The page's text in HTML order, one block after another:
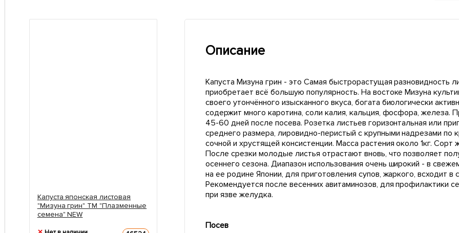
Капуста японская листовая
"Мизуна грин" ТМ "Плазменные
семена" NEW
Описание
Капуста Мизуна грин - это Самая быстрорастущая разновидность
приобретает всё большую популярность. На востоке Мизуна
своего утончённого изысканного вкуса, богата биологически
содержит много каротина, соли калия, кальция, фосфора, железа.
45-60 дней после посева. Розетка листьев горизонтальная или
среднего размера, лировидно-перистый с крупными надрезами
сочной и хрустящей консистенции. Масса растения около 1кг.
После срезки молодые листья отрастают вновь, что позволяет
осеннего сезона. Диапазон использования очень широкий - в
на ее родине Японии, для приготовления супов, жаркого, всходит
Рекомендуется после весенних авитаминозов, для профилактики
при язве желудка.
Посев